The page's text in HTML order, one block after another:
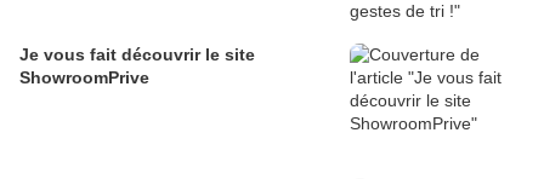
Je vous fait découvrir le site
ShowroomPrive